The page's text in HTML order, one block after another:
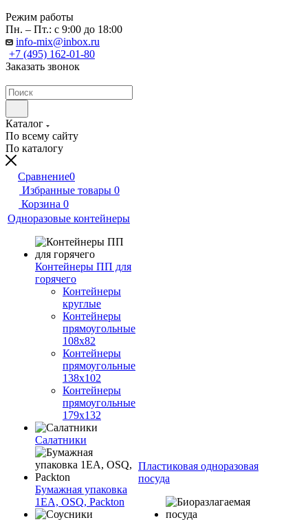
Режим работы
Пн. – Пт.: с 9:00 до 18:00
info-mix@inbox.ru
+7 (495) 162-01-80
Заказать звонок
Каталог
По всему сайту
По каталогу
Сравнение0
Избранные товары 0
Корзина 0
Одноразовые контейнеры
Контейнеры ПП для
горячего
Контейнеры
круглые
Контейнеры
прямоугольные
108х82
Контейнеры
прямоугольные
138х102
Контейнеры
прямоугольные
179х132
Салатники
Бумажная упаковка
1ЕА, OSQ, Packton
Пластиковая одноразовая
посуда